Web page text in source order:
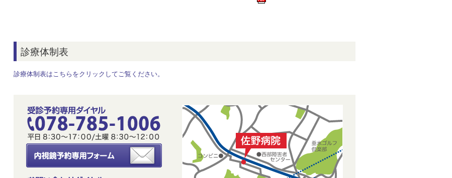
診療体制表
診療体制表はこちらをクリックしてご覧ください。